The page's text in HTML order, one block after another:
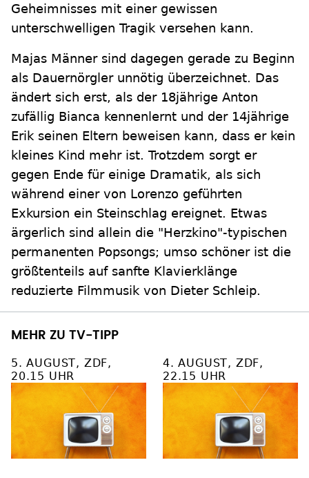
Geheimnisses mit einer gewissen
unterschwelligen Tragik versehen kann.
Majas Männer sind dagegen gerade zu Beginn
als Dauernörgler unnötig überzeichnet. Das
ändert sich erst, als der 18jährige Anton
zufällig Bianca kennenlernt und der 14jährige
Erik seinen Eltern beweisen kann, dass er kein
kleines Kind mehr ist. Trotzdem sorgt er
gegen Ende für einige Dramatik, als sich
während einer von Lorenzo geführten
Exkursion ein Steinschlag ereignet. Etwas
ärgerlich sind allein die "Herzkino"-typischen
permanenten Popsongs; umso schöner ist die
größtenteils auf sanfte Klavierklänge
reduzierte Filmmusik von Dieter Schleip.
MEHR ZU TV-TIPP
5. AUGUST, ZDF,
20.15 UHR
4. AUGUST, ZDF,
22.15 UHR